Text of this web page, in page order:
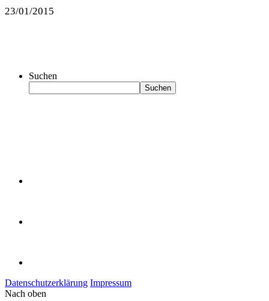
23/01/2015
Suchen
Suchen
Datenschutzerklärung Impressum
Nach oben